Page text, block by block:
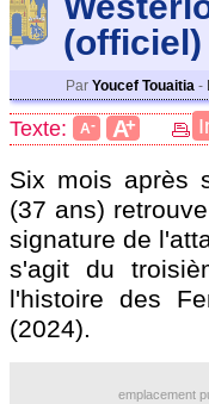
(officiel)
Par Youcef Touaitia -
Texte: A- A+
Six mois après
(37 ans)
signature de
s'agit du
l'histoire des
(2024).
emplacement